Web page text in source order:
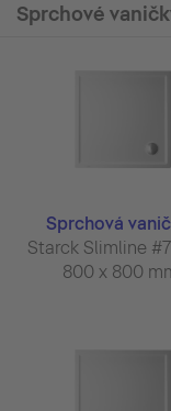
Sprchové
Sprchová
Starck Slimline
800 x 800